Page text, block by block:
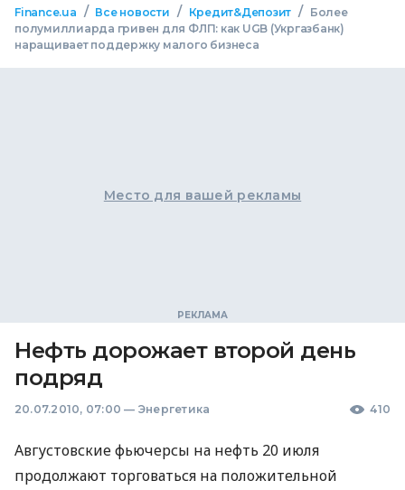
Finance.ua / Все новости / Кредит&Депозит /
Более
полумиллиарда гривен для ФЛП: как UGB (Укргазбанк)
наращивает поддержку малого бизнеса
Место для вашей рекламы
Нефть дорожает второй день
подряд
20.07.2010, 07:00 — Энергетика 410
Августовские фьючерсы на нефть 20 июля
продолжают торговаться на положительной